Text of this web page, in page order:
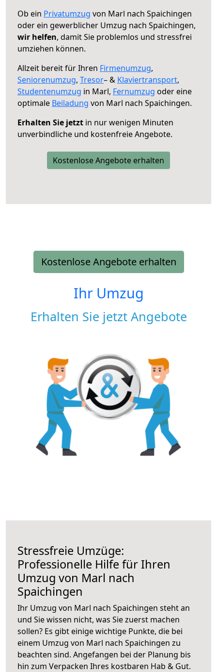
Ob ein Privatumzug von Marl nach Spaichingen
oder ein gewerblicher Umzug nach Spaichingen,
wir helfen, damit Sie problemlos und stressfrei
umziehen können.
Allzeit bereit für Ihren Firmenumzug,
Seniorenumzug, Tresor– & Klaviertransport,
Studentenumzug in Marl, Fernumzug oder eine
optimale Beiladung von Marl nach Spaichingen.
Erhalten Sie jetzt in nur wenigen Minuten
unverbindliche und kostenfreie Angebote.
Kostenlose Angebote erhalten
Kostenlose Angebote erhalten
Ihr Umzug
Erhalten Sie jetzt Angebote
Stressfreie Umzüge:
Professionelle Hilfe für Ihren
Umzug von Marl nach
Spaichingen
Ihr Umzug von Marl nach Spaichingen steht an
und Sie wissen nicht, was Sie zuerst machen
sollen? Es gibt einige wichtige Punkte, die bei
einem Umzug von Marl nach Spaichingen zu
beachten sind. Angefangen bei der Planung bis
hin zum Verpacken Ihres kostbaren Hab & Gut.